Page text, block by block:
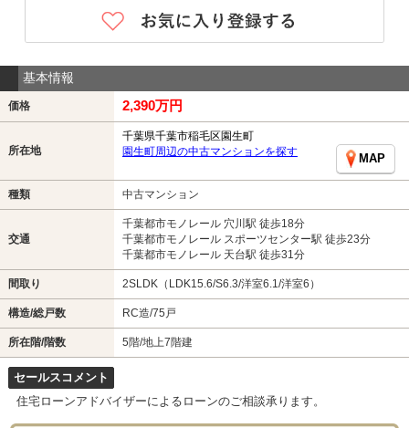
基本情報
価格 2,390万円
所在地
千葉県千葉市稲毛区園生町
園生町周辺の中古マンションを探す
MAP
種類 中古マンション
交通
千葉都市モノレール 穴川駅 徒歩18分
千葉都市モノレール スポーツセンター駅 徒歩23分
千葉都市モノレール 天台駅 徒歩31分
間取り 2SLDK（LDK15.6/S6.3/洋室6.1/洋室6）
構造/総戸数 RC造/75戸
所在階/階数 5階/地上7階建
セールスコメント
住宅ローンアドバイザーによるローンのご相談承ります。